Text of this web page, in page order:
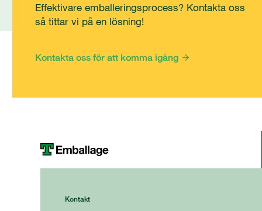
Effektivare emballeringsprocess? Kontakta oss
så tittar vi på en lösning!
Kontakta oss för att komma igång
Kontakt